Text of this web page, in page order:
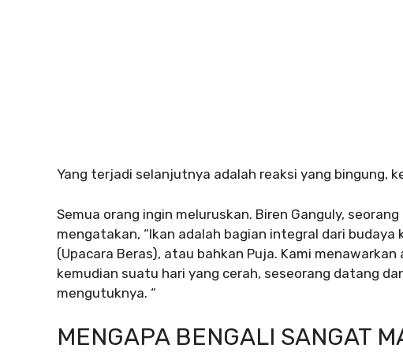
Yang terjadi selanjutnya adalah reaksi yang bingung,
Semua orang ingin meluruskan. Biren Ganguly,
mengatakan, “Ikan adalah bagian integral dari budaya
(Upacara Beras), atau bahkan Puja. Kami
kemudian suatu hari yang cerah, seseorang datang
mengutuknya. “
MENGAPA BENGALI SANGAT